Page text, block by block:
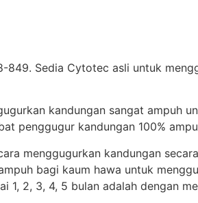
Sedia Cytotec asli untuk
kandungan sangat ampuh
penggugur kandungan 100%
menggugurkan kandungan
bagi kaum hawa untuk
2, 3, 4, 5 bulan adalah dengan